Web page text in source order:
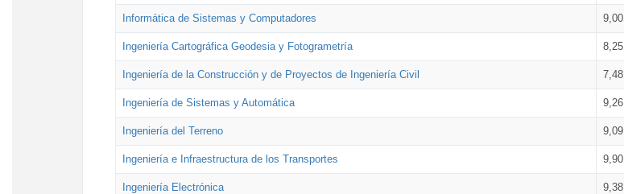
Informática de Sistemas y Computadores 9,00
Ingeniería Cartográfica Geodesia y Fotogrametría 8,25
Ingeniería de la Construcción y de Proyectos de Ingeniería Civil 7,48
Ingeniería de Sistemas y Automática 9,26
Ingeniería del Terreno 9,09
Ingeniería e Infraestructura de los Transportes 9,90
Ingeniería Electrónica 9,38